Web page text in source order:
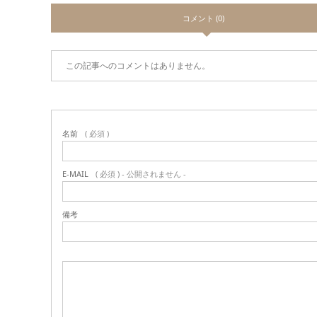
コメント (0)
この記事へのコメントはありません。
名前 ( 必須 )
E-MAIL ( 必須 ) - 公開されません -
備考